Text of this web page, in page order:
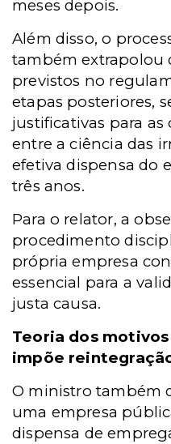
meses depois.
Além disso, o
também extrapolou
previstos no
etapas posteriores,
justificativas para as
entre a ciência das
efetiva dispensa do
três anos.
Para o relator, a
procedimento
própria empresa
essencial para a
justa causa.
Teoria dos
impõe
O ministro também
uma empresa
dispensa de